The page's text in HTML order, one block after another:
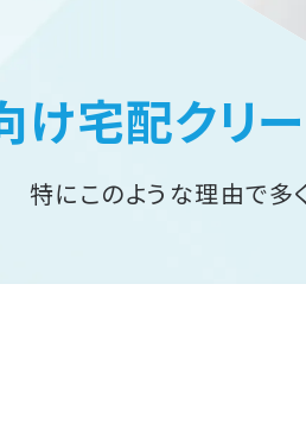
け宅配クリ
特にこのような理由で多